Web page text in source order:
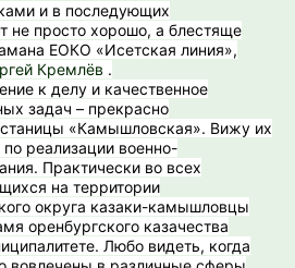
и в последующих
не просто хорошо, а блестяще
ЕОКО «Исетская линия»,
Кремлёв .
к делу и качественное
задач – прекрасно
станицы «Камышловская». Вижу их
реализации военно-
Практически во всех
на территории
округа казаки-камышловцы
оренбургского казачества
Любо видеть, когда